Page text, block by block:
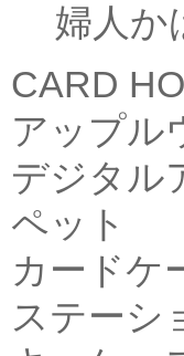
婦人か
CARD
アップル
デジタル
ペット
カードケ
ステーシ